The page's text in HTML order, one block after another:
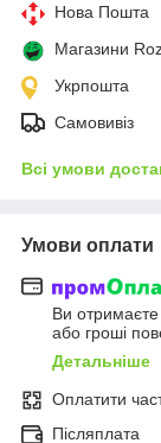
Нова Пошта
Магазини
Укрпошта
Самовивіз
Всі умови
Умови оплати
Ви
або гроші
Детальніше
Оплатити
Післяплата